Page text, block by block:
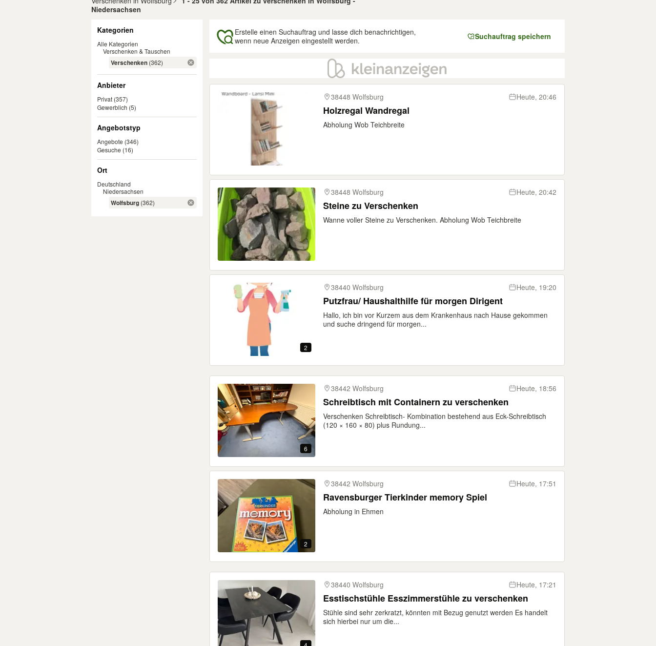
Niedersachsen
Kategorien
Alle Kategorien
Verschenken & Tauschen
Verschenken (362)
Anbieter
Privat (357)
Gewerblich (5)
Angebotstyp
Angebote (346)
Gesuche (16)
Ort
Deutschland
Niedersachsen
Wolfsburg (362)
Erstelle einen Suchauftrag und lasse dich benachrichtigen,
wenn neue Anzeigen eingestellt werden.
Suchauftrag speichern
Ergebnisse
38448 Wolfsburg
Heute, 20:46
Holzregal Wandregal
Abholung Wob Teichbreite
38448 Wolfsburg Heute, 20:42
Steine zu Verschenken
Wanne voller Steine zu Verschenken. Abholung Wob Teichbreite
2
38440 Wolfsburg Heute, 19:20
Putzfrau/ Haushalthilfe für morgen Dirigent
Hallo, ich bin vor Kurzem aus dem Krankenhaus nach Hause gekommen
und suche dringend für morgen...
6
38442 Wolfsburg Heute, 18:56
Schreibtisch mit Containern zu verschenken
Verschenken Schreibtisch- Kombination bestehend aus Eck-Schreibtisch
(120 × 160 × 80) plus Rundung...
2
38442 Wolfsburg Heute, 17:51
Ravensburger Tierkinder memory Spiel
Abholung in Ehmen
38440 Wolfsburg Heute, 17:21
Esstischstühle Esszimmerstühle zu verschenken
Stühle sind sehr zerkratzt, könnten mit Bezug genutzt werden Es handelt
sich hierbei nur um die...